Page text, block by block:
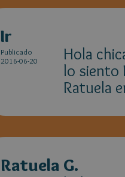
Ir
Publicado
2016-06-20
Hola
lo siento
Ratuela
Ratuela G.